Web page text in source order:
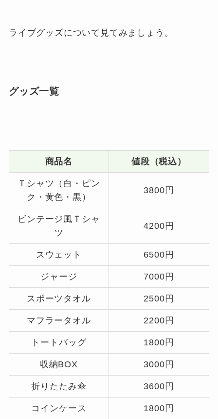
ライブグッズについて見てみましょう。
グッズ一覧
商品名 値段（税込）
Ｔシャツ（白・ピン
ク・黄色・黒）
3800円
ビンテージ風Ｔシャ
ツ
4200円
スウェット 6500円
ジャージ 7000円
スポーツタオル 2500円
マフラータオル 2200円
トートバッグ 1800円
収納BOX 3000円
折りたたみ傘 3600円
コインケース 1800円